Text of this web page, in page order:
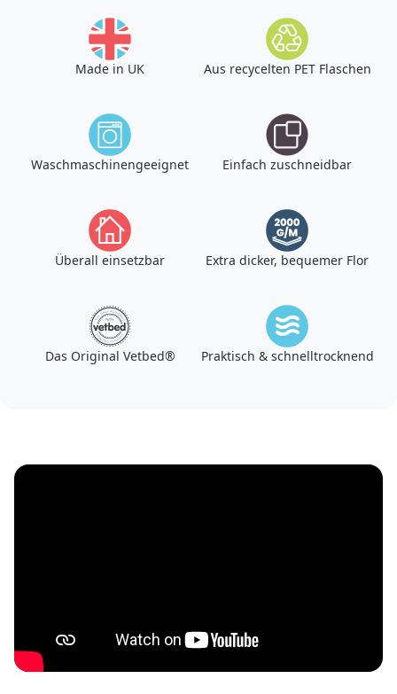
Made in UK Aus recycelten PET Flaschen
Waschmaschinengeeignet Einfach zuschneidbar
Überall einsetzbar Extra dicker, bequemer Flor
Das Original Vetbed® Praktisch & schnelltrocknend